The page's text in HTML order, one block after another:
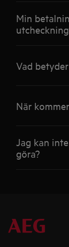
Min
Vad
När
Jag kan
göra?